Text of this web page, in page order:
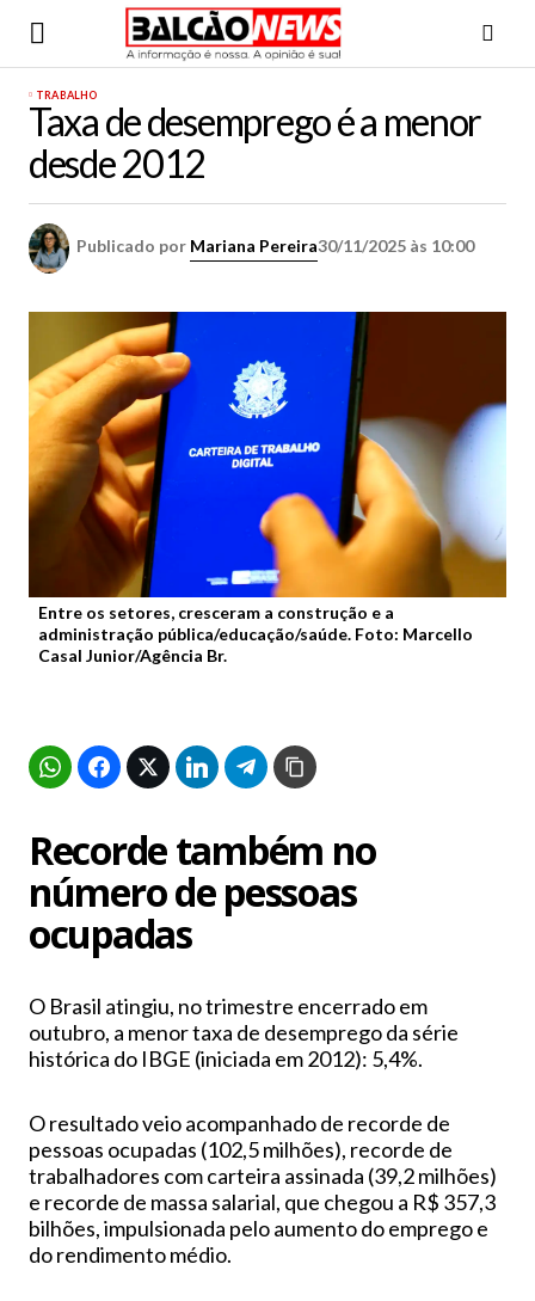
TRABALHO
Taxa de desemprego é a menor
desde 2012
Publicado por Mariana Pereira30/11/2025 às 10:00
Entre os setores, cresceram a construção e a
administração pública/educação/saúde. Foto: Marcello
Casal Junior/Agência Br.
Recorde também no
número de pessoas
ocupadas
O Brasil atingiu, no trimestre encerrado em
outubro, a menor taxa de desemprego da série
histórica do IBGE (iniciada em 2012): 5,4%.
O resultado veio acompanhado de recorde de
pessoas ocupadas (102,5 milhões), recorde de
trabalhadores com carteira assinada (39,2 milhões)
e recorde de massa salarial, que chegou a R$ 357,3
bilhões, impulsionada pelo aumento do emprego e
do rendimento médio.